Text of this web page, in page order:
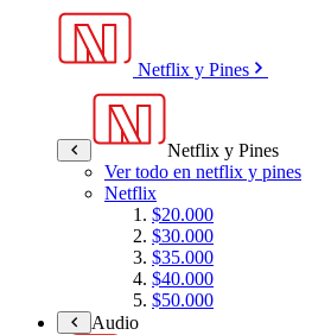
Netflix y Pines
Netflix y Pines
Ver todo en netflix y pines
Netflix
$20.000
$30.000
$35.000
$40.000
$50.000
Audio